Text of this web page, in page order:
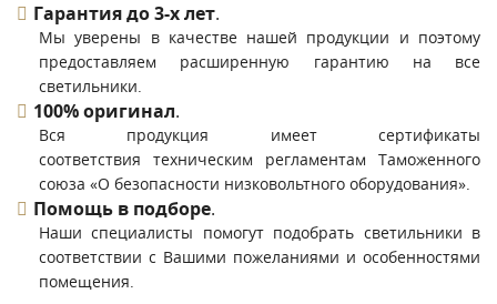
Гарантия до 3-х лет.
Мы уверены в качестве нашей продукции и поэтому
предоставляем расширенную гарантию на все
светильники.
100% оригинал.
Вся продукция имеет сертификаты
соответствия техническим регламентам Таможенного
союза «О безопасности низковольтного оборудования».
Помощь в подборе.
Наши специалисты помогут подобрать светильники в
соответствии с Вашими пожеланиями и особенностями
помещения.